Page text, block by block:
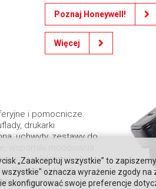
Poznaj Honeywell!
Więcej
i pomocnicze.
drukarki
uchwyty, zestawy do
i skórzane etui.
Wszystko to są
cenie.
„Zaakceptuj wszystkie” to
oznacza wyrażenie zgody
skonfigurować swoje preferencje